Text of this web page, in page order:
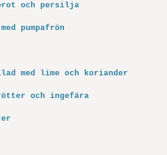
och persilja
pumpafrön
med lime och koriander
och ingefära